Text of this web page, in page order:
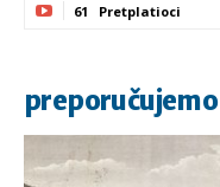
61 Pretplatioci
preporučujemo